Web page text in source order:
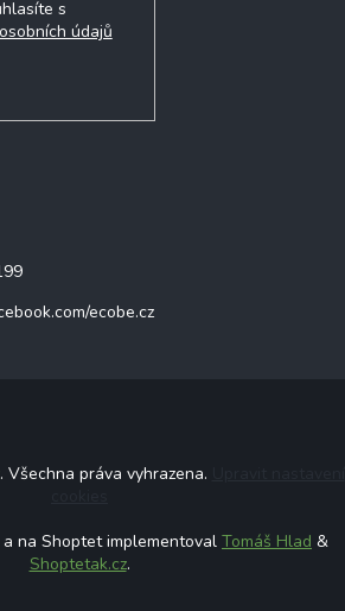
s
údajů
ecobe.cz
. Všechna práva vyhrazena.
na Shoptet implementoval Tomáš Hlad &
Shoptetak.cz.